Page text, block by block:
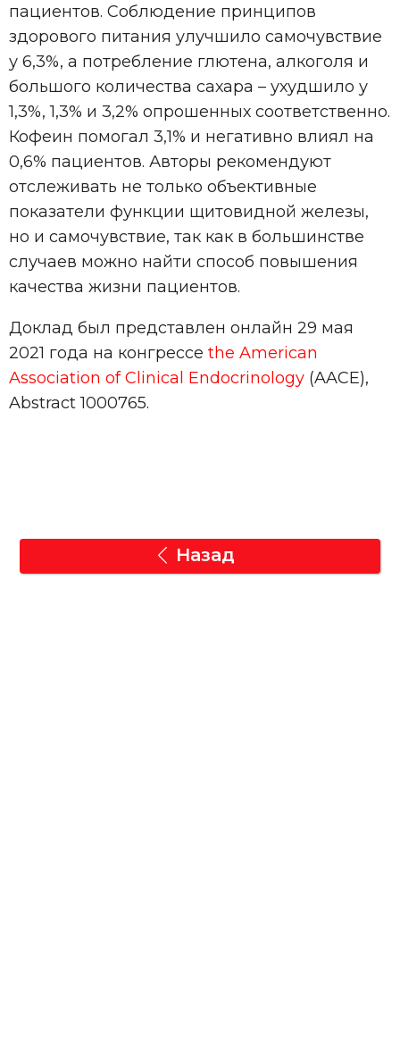
пациентов. Соблюдение принципов
здорового питания улучшило самочувствие
у 6,3%, а потребление глютена, алкоголя и
большого количества сахара – ухудшило у
1,3%, 1,3% и 3,2% опрошенных соответственно.
Кофеин помогал 3,1% и негативно влиял на
0,6% пациентов. Авторы рекомендуют
отслеживать не только объективные
показатели функции щитовидной железы,
но и самочувствие, так как в большинстве
случаев можно найти способ повышения
качества жизни пациентов.
Доклад был представлен онлайн 29 мая
2021 года на конгрессе the American
Association of Clinical Endocrinology (AACE),
Abstract 1000765.
Назад